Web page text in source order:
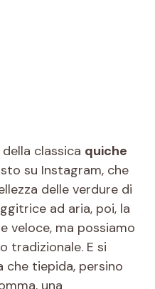
classica quiche
su Instagram, che
delle verdure di
ad aria, poi, la
veloce, ma possiamo
tradizionale. E si
che tiepida, persino
una